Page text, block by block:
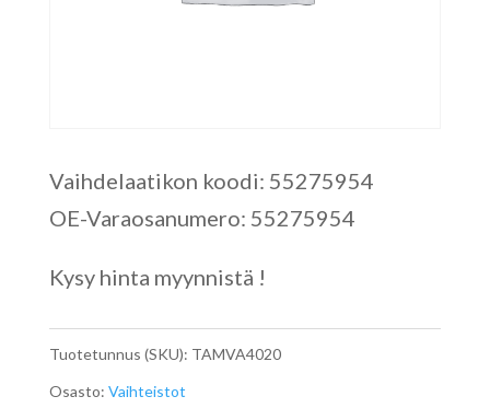
Vaihdelaatikon koodi: 55275954
OE-Varaosanumero: 55275954
Kysy hinta myynnistä !
Tuotetunnus (SKU): TAMVA4020
Osasto: Vaihteistot